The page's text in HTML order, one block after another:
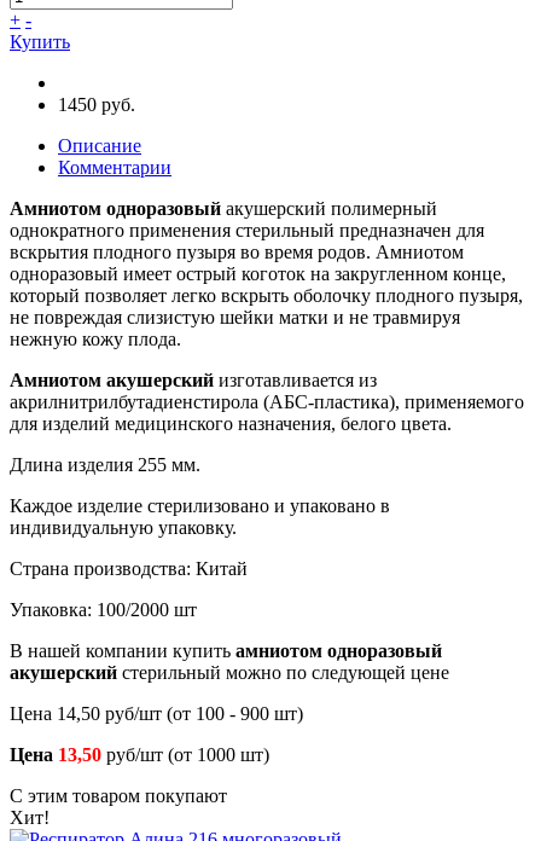
+ -
Купить
1450 руб.
Описание
Комментарии
Амниотом одноразовый акушерский полимерный
однократного применения стерильный предназначен для
вскрытия плодного пузыря во время родов. Амниотом
одноразовый имеет острый коготок на закругленном конце,
который позволяет легко вскрыть оболочку плодного пузыря,
не повреждая слизистую шейки матки и не травмируя
нежную кожу плода.
Амниотом акушерский изготавливается из
акрилнитрилбутадиенстирола (АБС-пластика), применяемого
для изделий медицинского назначения, белого цвета.
Длина изделия 255 мм.
Каждое изделие стерилизовано и упаковано в
индивидуальную упаковку.
Страна производства: Китай
Упаковка: 100/2000 шт
В нашей компании купить амниотом одноразовый
акушерский стерильный можно по следующей цене
Цена 14,50 руб/шт (от 100 - 900 шт)
Цена 13,50 руб/шт (от 1000 шт)
С этим товаром покупают
Хит!